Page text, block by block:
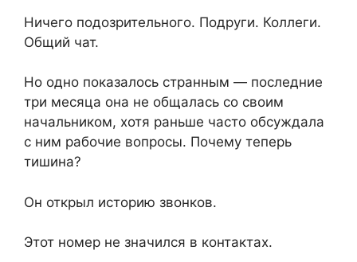
Ничего подозрительного. Подруги. Коллеги.
Общий чат.
Но одно показалось странным — последние
три месяца она не общалась со своим
начальником, хотя раньше часто обсуждала
с ним рабочие вопросы. Почему теперь
тишина?
Он открыл историю звонков.
Этот номер не значился в контактах.